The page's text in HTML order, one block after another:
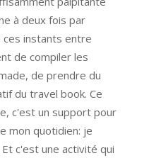
à deux fois par
ces instants entre
de compiler les
de prendre du
du travel book. Ce
c'est un support pour
mon quotidien: je
c'est une activité qui